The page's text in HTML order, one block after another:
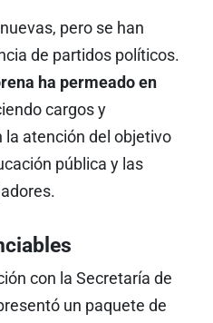
pero se han
de partidos políticos.
ha permeado en
cargos y
la atención del objetivo
pública y las
con la Secretaría de
un paquete de